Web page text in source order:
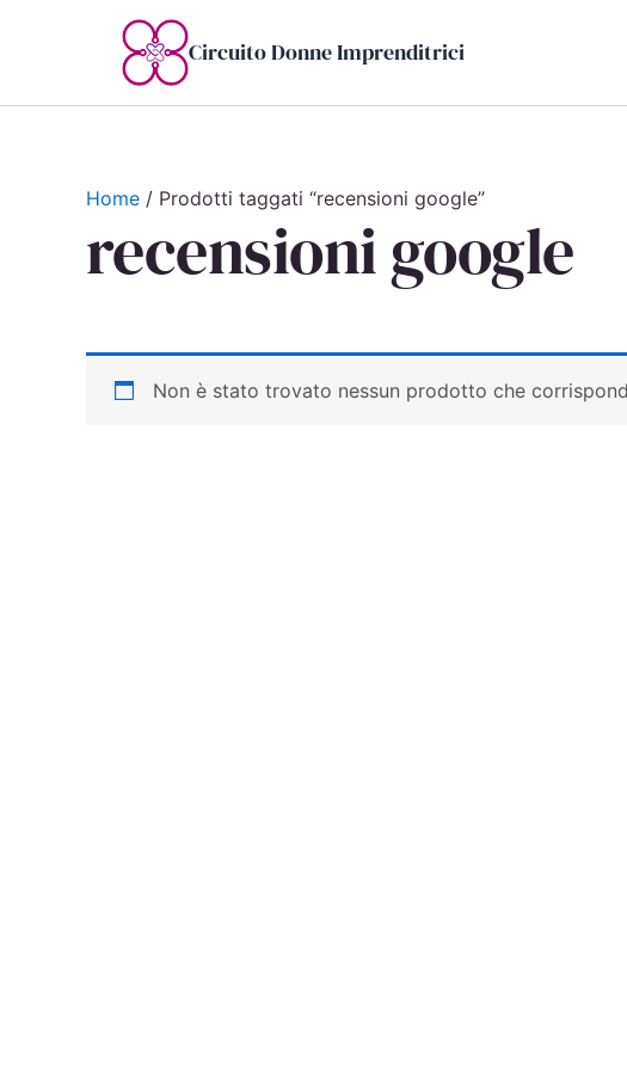
Circuito Donne Imprenditrici
Home / Prodotti taggati “recensioni google”
recensioni google
Non è stato trovato nessun prodotto che